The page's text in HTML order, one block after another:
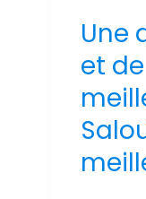
Une
et